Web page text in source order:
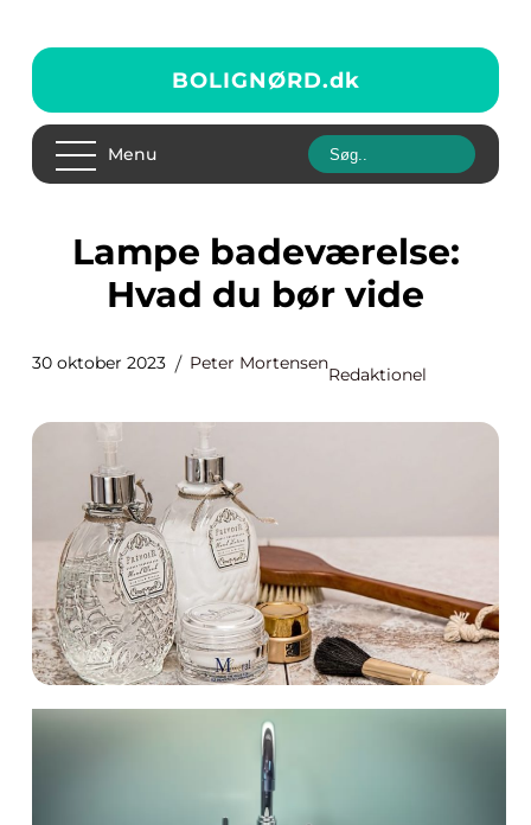
BOLIGNØRD.dk
Menu
Lampe badeværelse:
Hvad du bør vide
30 oktober 2023 Peter Mortensen
Redaktionel